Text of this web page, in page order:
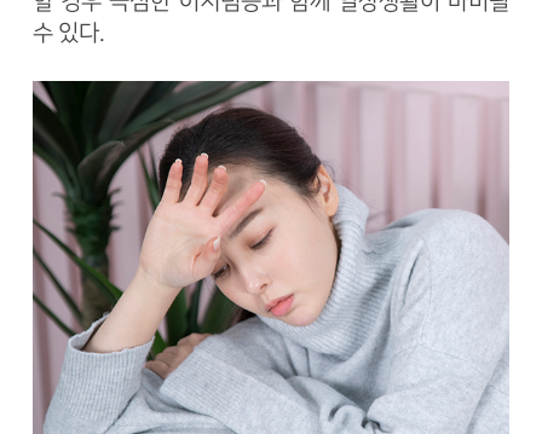
수 있다.